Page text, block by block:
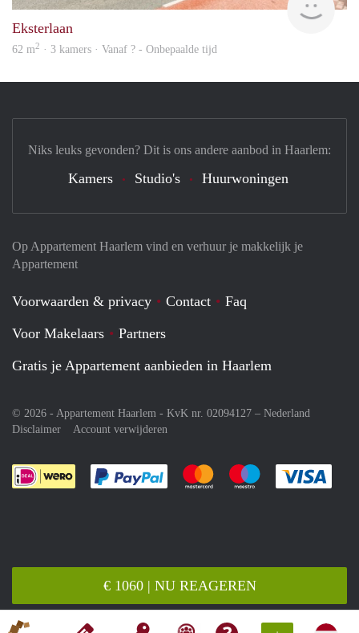
€ 1060 | NU REAGEREN
Eksterlaan
62 m2 · 3 kamers · Vanaf ? - Onbepaalde tijd
Op Appartement Haarlem vind en verhuur je makkelijk je
Appartement
Voorwaarden & privacy Contact
Faq
Voor Makelaars
Partners
Gratis je Appartement aanbieden in Haarlem
© 2026 - Appartement Haarlem - KvK nr. 02094127 – Nederland
Disclaimer
Account verwijderen
Je rekent gemakkelijk af met Paypal
Je rekent gemakkelijk af met
Je rekent
Niks leuks gevonden? Dit is ons andere aanbod in Haarlem:
Kamers Studio's Huurwoningen